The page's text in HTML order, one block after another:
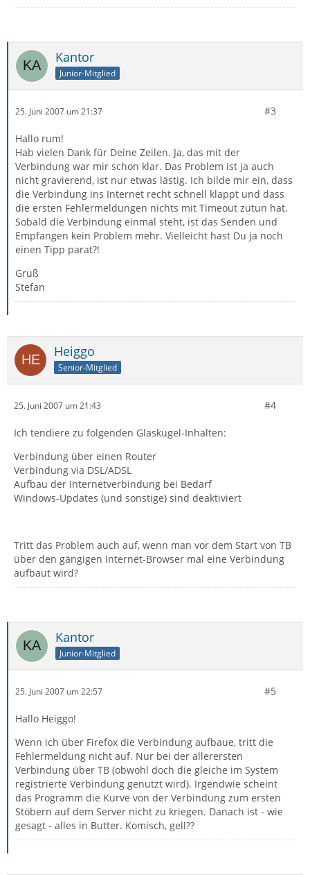
Kantor
Junior-Mitglied
25. Juni 2007 um 21:37 #3
Hallo rum!
Hab vielen Dank für Deine Zeilen. Ja, das mit der
Verbindung war mir schon klar. Das Problem ist ja auch
nicht gravierend, ist nur etwas lästig. Ich bilde mir ein, dass
die Verbindung ins Internet recht schnell klappt und dass
die ersten Fehlermeldungen nichts mit Timeout zutun hat.
Sobald die Verbindung einmal steht, ist das Senden und
Empfangen kein Problem mehr. Vielleicht hast Du ja noch
einen Tipp parat?!
Gruß
Stefan
Heiggo
Senior-Mitglied
25. Juni 2007 um 21:43 #4
Ich tendiere zu folgenden Glaskugel-Inhalten:
Verbindung über einen Router
Verbindung via DSL/ADSL
Aufbau der Internetverbindung bei Bedarf
Windows-Updates (und sonstige) sind deaktiviert
Tritt das Problem auch auf, wenn man vor dem Start von TB
über den gängigen Internet-Browser mal eine Verbindung
aufbaut wird?
Kantor
Junior-Mitglied
25. Juni 2007 um 22:57 #5
Hallo Heiggo!
Wenn ich über Firefox die Verbindung aufbaue, tritt die
Fehlermeldung nicht auf. Nur bei der allerersten
Verbindung über TB (obwohl doch die gleiche im System
registrierte Verbindung genutzt wird). Irgendwie scheint
das Programm die Kurve von der Verbindung zum ersten
Stöbern auf dem Server nicht zu kriegen. Danach ist - wie
gesagt - alles in Butter. Komisch, gell??